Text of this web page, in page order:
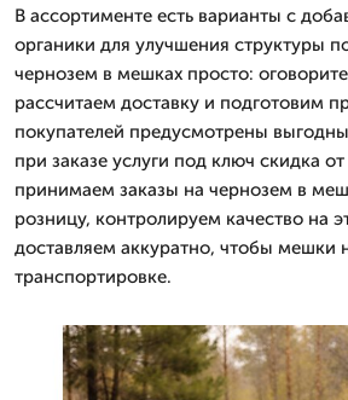
В ассортименте есть варианты с
органики для улучшения структуры
чернозем в мешках просто:
рассчитаем доставку и подготовим
покупателей предусмотрены
при заказе услуги под ключ скидка
принимаем заказы на чернозем в
розницу, контролируем качество на
доставляем аккуратно, чтобы мешки
транспортировке.